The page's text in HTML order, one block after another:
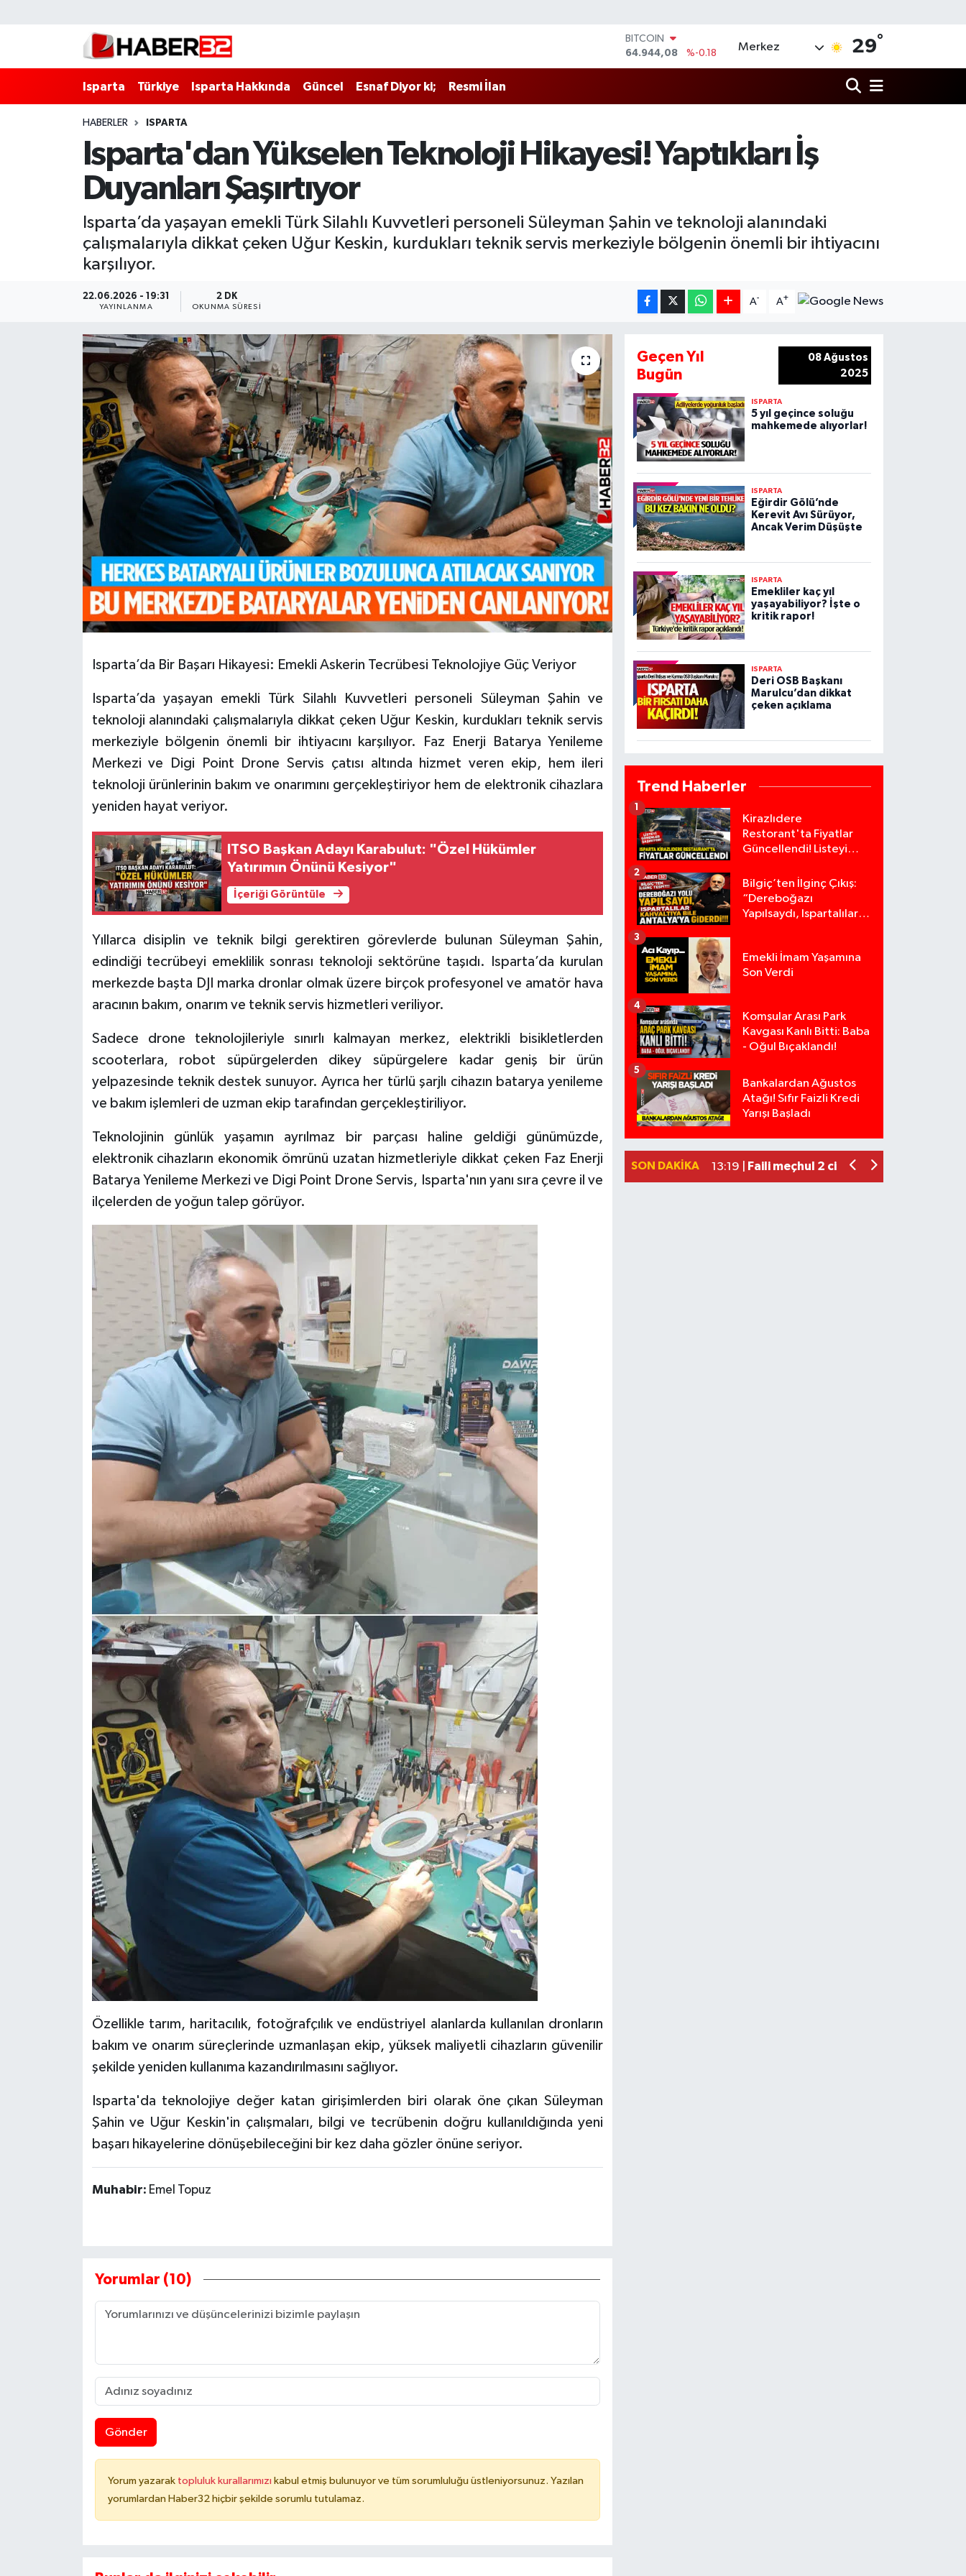
DOLAR
47,7436
%0.18
EURO
6660.55
%0.03
BİST100
13.779
%-14
Merkez 29°
Isparta Türkiye Isparta Hakkında Güncel Esnaf Diyor ki; Resmi İlan
HABERLER ISPARTA
Isparta'dan Yükselen Teknoloji Hikayesi! Yaptıkları İş
Duyanları Şaşırtıyor
Isparta’da yaşayan emekli Türk Silahlı Kuvvetleri personeli Süleyman Şahin ve teknoloji alanındaki
çalışmalarıyla dikkat çeken Uğur Keskin, kurdukları teknik servis merkeziyle bölgenin önemli bir ihtiyacını
karşılıyor.
22.06.2026 - 19:31
YAYINLANMA
2 DK
OKUNMA SÜRESI
A- A+
Isparta’da Bir Başarı Hikayesi: Emekli Askerin Tecrübesi Teknolojiye Güç Veriyor
Isparta’da yaşayan emekli Türk Silahlı Kuvvetleri personeli Süleyman Şahin ve
teknoloji alanındaki çalışmalarıyla dikkat çeken Uğur Keskin, kurdukları teknik servis
merkeziyle bölgenin önemli bir ihtiyacını karşılıyor. Faz Enerji Batarya Yenileme
Merkezi ve Digi Point Drone Servis çatısı altında hizmet veren ekip, hem ileri
teknoloji ürünlerinin bakım ve onarımını gerçekleştiriyor hem de elektronik cihazlara
yeniden hayat veriyor.
ITSO Başkan Adayı Karabulut: "Özel Hükümler
Yatırımın Önünü Kesiyor"
İçeriği Görüntüle
Yıllarca disiplin ve teknik bilgi gerektiren görevlerde bulunan Süleyman Şahin,
edindiği tecrübeyi emeklilik sonrası teknoloji sektörüne taşıdı. Isparta’da kurulan
merkezde başta DJI marka dronlar olmak üzere birçok profesyonel ve amatör hava
aracının bakım, onarım ve teknik servis hizmetleri veriliyor.
Sadece drone teknolojileriyle sınırlı kalmayan merkez, elektrikli bisikletlerden
scooterlara, robot süpürgelerden dikey süpürgelere kadar geniş bir ürün
yelpazesinde teknik destek sunuyor. Ayrıca her türlü şarjlı cihazın batarya yenileme
ve bakım işlemleri de uzman ekip tarafından gerçekleştiriliyor.
Teknolojinin günlük yaşamın ayrılmaz bir parçası haline geldiği günümüzde,
elektronik cihazların ekonomik ömrünü uzatan hizmetleriyle dikkat çeken Faz Enerji
Batarya Yenileme Merkezi ve Digi Point Drone Servis, Isparta'nın yanı sıra çevre il ve
ilçelerden de yoğun talep görüyor.
Özellikle tarım, haritacılık, fotoğrafçılık ve endüstriyel alanlarda kullanılan dronların
bakım ve onarım süreçlerinde uzmanlaşan ekip, yüksek maliyetli cihazların güvenilir
şekilde yeniden kullanıma kazandırılmasını sağlıyor.
Isparta'da teknolojiye değer katan girişimlerden biri olarak öne çıkan Süleyman
Şahin ve Uğur Keskin'in çalışmaları, bilgi ve tecrübenin doğru kullanıldığında yeni
başarı hikayelerine dönüşebileceğini bir kez daha gözler önüne seriyor.
Muhabir: Emel Topuz
Yorumlar (10)
Gönder
Yorum yazarak topluluk kurallarımızı kabul etmiş bulunuyor ve tüm sorumluluğu üstleniyorsunuz. Yazılan
yorumlardan Haber32 hiçbir şekilde sorumlu tutulamaz.
Geçen Yıl
Bugün
08 Ağustos
2025
ISPARTA
5 yıl geçince soluğu
mahkemede alıyorlar!
ISPARTA
Eğirdir Gölü’nde
Kerevit Avı Sürüyor,
Ancak Verim Düşüşte
ISPARTA
Emekliler kaç yıl
yaşayabiliyor? İşte o
kritik rapor!
ISPARTA
Deri OSB Başkanı
Marulcu’dan dikkat
çeken açıklama
Trend Haberler
Kirazlıdere
Restorant'ta Fiyatlar
Güncellendi! Listeyi
1
Bilgiç’ten İlginç Çıkış:
“Dereboğazı
Yapılsaydı, Ispartalılar
2
Emekli İmam Yaşamına
Son Verdi
3
Komşular Arası Park
Kavgası Kanlı Bitti: Baba
- Oğul Bıçaklandı!
4
Bankalardan Ağustos
Atağı! Sıfır Faizli Kredi
Yarışı Başladı
5
SON DAKIKA
19:36 |Isparta’da Silah Operasyonu: 165
17:18 |Anız Yangını Kazaya Neden Oldu: 13
17:08 |
13:19 |
Faili meçhul 2 cinayet daha
Isparta Hakkında
Esnaf Diyor ki;
BİLİM VE TEKNOLOJİ
HABERDE İNSAN
KÜLTÜR SANAT
MAGAZİN
POLİTİKA
RESMİ İLANLAR
Isparta Nöbetçi Eczaneler
Isparta Hava Durumu
Isparta Trafik Yoğunluk Haritası
Süper Lig Puan Durumu ve Fikstür
Tüm Manşetler
Son Dakika Haberleri